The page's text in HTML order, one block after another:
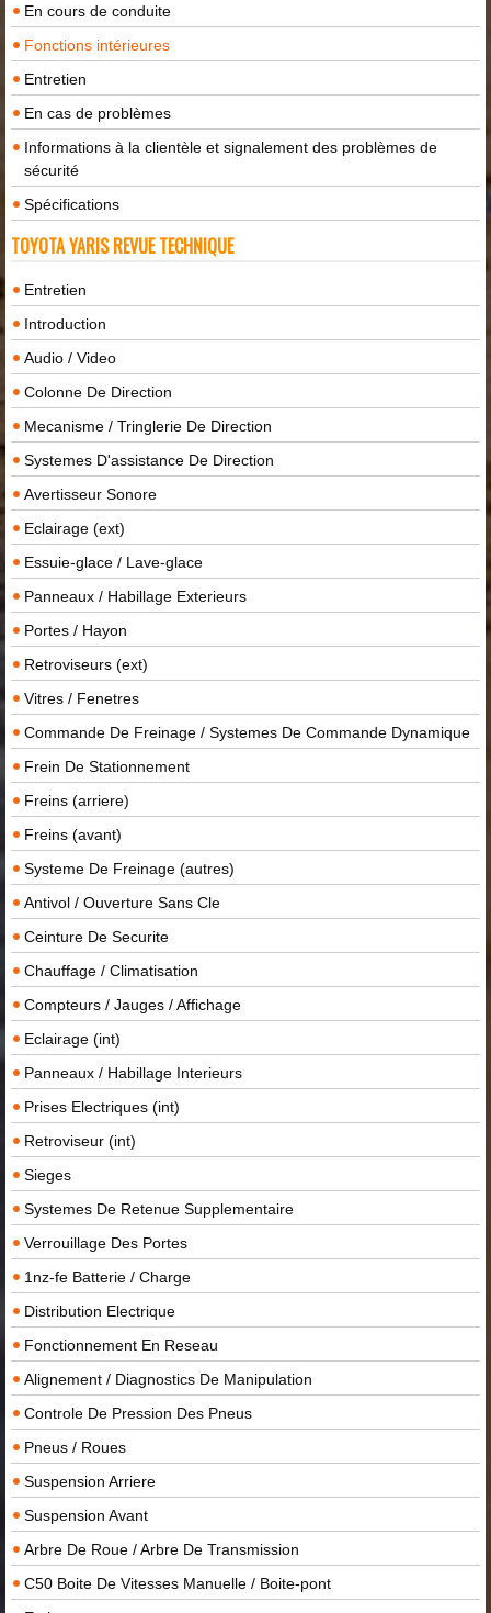
En cours de conduite
Fonctions intérieures
Entretien
En cas de problèmes
Informations à la clientèle et signalement des problèmes de
sécurité
Spécifications
TOYOTA YARIS REVUE TECHNIQUE
Entretien
Introduction
Audio / Video
Colonne De Direction
Mecanisme / Tringlerie De Direction
Systemes D'assistance De Direction
Avertisseur Sonore
Eclairage (ext)
Essuie-glace / Lave-glace
Panneaux / Habillage Exterieurs
Portes / Hayon
Retroviseurs (ext)
Vitres / Fenetres
Commande De Freinage / Systemes De Commande Dynamique
Frein De Stationnement
Freins (arriere)
Freins (avant)
Systeme De Freinage (autres)
Antivol / Ouverture Sans Cle
Ceinture De Securite
Chauffage / Climatisation
Compteurs / Jauges / Affichage
Eclairage (int)
Panneaux / Habillage Interieurs
Prises Electriques (int)
Retroviseur (int)
Sieges
Systemes De Retenue Supplementaire
Verrouillage Des Portes
1nz-fe Batterie / Charge
Distribution Electrique
Fonctionnement En Reseau
Alignement / Diagnostics De Manipulation
Controle De Pression Des Pneus
Pneus / Roues
Suspension Arriere
Suspension Avant
Arbre De Roue / Arbre De Transmission
C50 Boite De Vitesses Manuelle / Boite-pont